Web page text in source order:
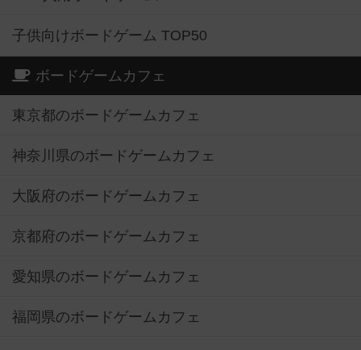
子供向けボードゲーム TOP50
ボードゲームカフェ
東京都のボードゲームカフェ
神奈川県のボードゲームカフェ
大阪府のボードゲームカフェ
京都府のボードゲームカフェ
愛知県のボードゲームカフェ
福岡県のボードゲームカフェ